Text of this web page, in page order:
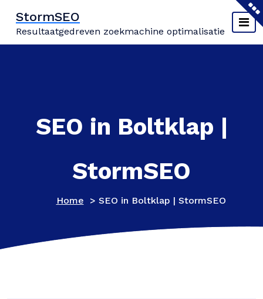
inhoud
springen
StormSEO
Resultaatgedreven zoekmachine optimalisatie
SEO in Boltklap |
StormSEO
Home > SEO in Boltklap | StormSEO